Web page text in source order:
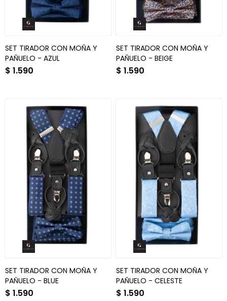
SET TIRADOR CON MOÑA Y
PAÑUELO - AZUL
$ 1.590
SET TIRADOR CON MOÑA Y
PAÑUELO - BEIGE
$ 1.590
SET TIRADOR CON MOÑA Y
PAÑUELO - BLUE
$ 1.590
SET TIRADOR CON MOÑA Y
PAÑUELO - CELESTE
$ 1.590